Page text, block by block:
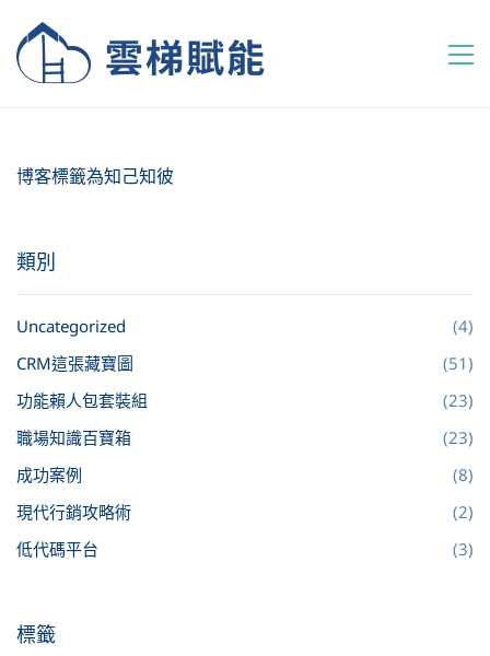
博客標籤為知己知彼
類別
Uncategorized
(4)
CRM這張藏寶圖
(51)
功能賴人包套裝組
(23)
職場知識百寶箱
(23)
成功案例
(8)
現代行銷攻略術
(2)
低代碼平台
(3)
標籤